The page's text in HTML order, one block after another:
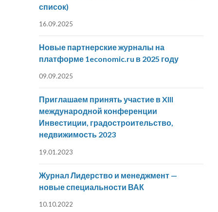
список)
16.09.2025
Новые партнерские журналы на
платформе 1economic.ru в 2025 году
09.09.2025
Приглашаем принять участие в XIII
международной конференции
Инвестиции, градостроительство,
недвижимость 2023
19.01.2023
Журнал Лидерство и менеджмент —
новые специальности ВАК
10.10.2022